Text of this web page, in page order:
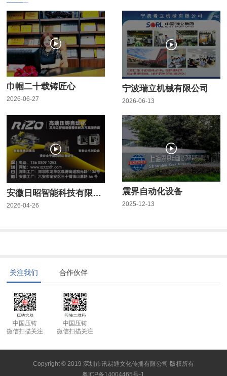
巾帼二十载铸匠心
2026-06-27
宁波瑞立机械有限公司
2026-06-13
安徽日昭智能科技有限公司
2026-04-26
震界自动化设备
2025-12-13
关注我们 合作伙伴
中国压铸
微信扫描关注
中国压铸
微信扫描关注
Copyright © 2019 深圳市讯易通文化传播有限公司 版权所有
粤ICP备14004465号-1